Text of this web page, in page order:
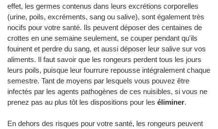
effet, les germes contenus dans leurs excrétions corporelles
(urine, poils, excréments, sang ou salive), sont également très
nocifs pour votre santé. Ils peuvent déposer des centaines de
crottes en une semaine seulement, se couper pendant qu'ils
fouinent et perdre du sang, et aussi déposer leur salive sur vos
aliments. Il faut savoir que les rongeurs perdent tous les jours
leurs poils, puisque leur fourrure repousse intégralement chaque
semestre. Tant de moyens par lesquels vous pouvez être
infectés par les agents pathogènes de ces nuisibles, si vous ne
prenez pas au plus tôt les dispositions pour les éliminer.
En dehors des risques pour votre santé, les rongeurs peuvent